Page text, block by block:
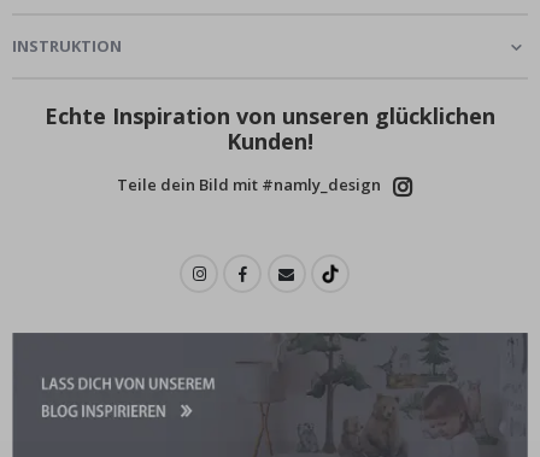
INSTRUKTION
Echte Inspiration von unseren glücklichen
Kunden!
Teile dein Bild mit #namly_design